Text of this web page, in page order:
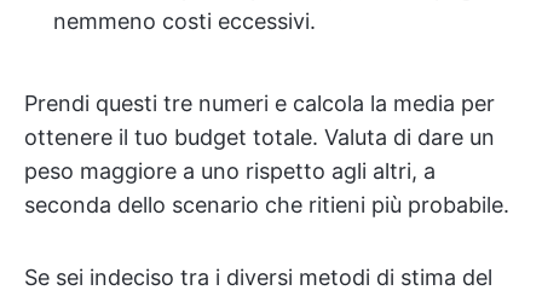
nemmeno costi eccessivi.
Prendi questi tre numeri e calcola la media per
ottenere il tuo budget totale. Valuta di dare un
peso maggiore a uno rispetto agli altri, a
seconda dello scenario che ritieni più probabile.
Se sei indeciso tra i diversi metodi di stima del